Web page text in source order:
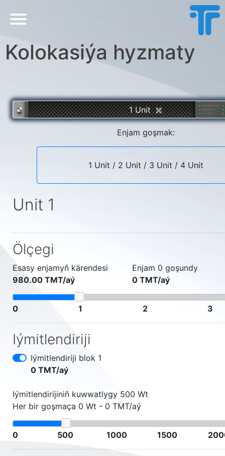
Kolokasiýa hyzmaty
1 Unit ×
Enjam goşmak:
1 Unit / 2 Unit / 3 Unit / 4 Unit
Unit 1
Ölçegi
Esasy enjamyň kärendesi
980.00 ТМТ/aý
Enjam 0 goşundy
0 ТМТ/aý
0 1 2 3
Iýmitlendiriji
Iýmitlendiriji blok 1
0 ТМТ/aý
Iýmitlendirijiniň kuwwatlygy 500 Wt
Her bir goşmaça 0 Wt - 0 ТМТ/aý
0 500 1000 1500